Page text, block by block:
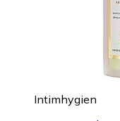
Intimhygien